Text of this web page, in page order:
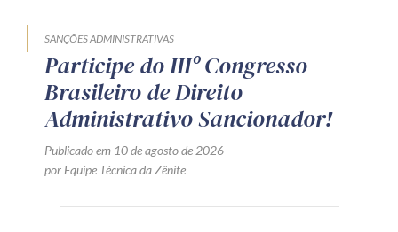
SANÇÕES ADMINISTRATIVAS
Participe do IIIº Congresso
Brasileiro de Direito
Administrativo Sancionador!
Publicado em 10 de agosto de 2026
por Equipe Técnica da Zênite